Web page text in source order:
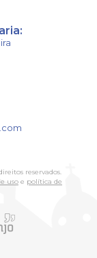
reservados.
uso e política de